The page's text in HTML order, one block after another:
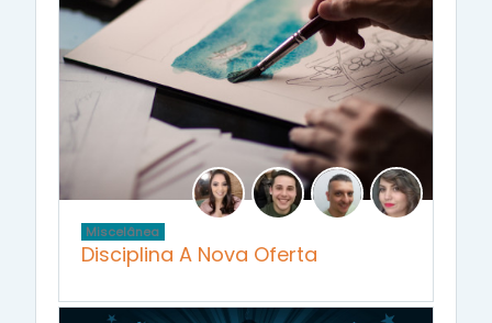
Miscelânea
Disciplina A Nova Oferta